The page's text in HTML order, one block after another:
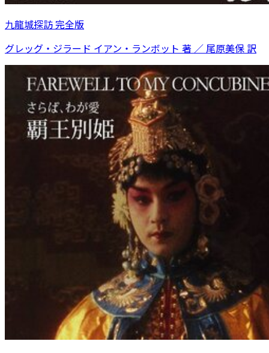
九龍城探訪 完全版
グレッグ・ジラード イアン・ランボット 著 ／ 尾原美保 訳